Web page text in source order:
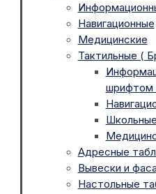
Навигационные
Медицинские
Тактильные (
шрифтом
Школьные
Адресные
Вывески и
Настольные